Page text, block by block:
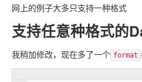
网上的例子大多只支持一种格式
支持任意种格式的
我稍加修改，现在多了一个 format